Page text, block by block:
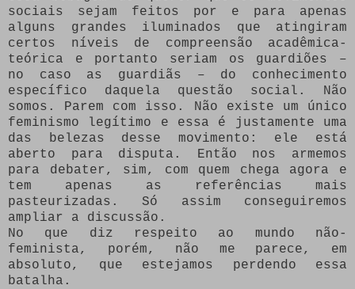
sociais sejam feitos por e para apenas
alguns grandes iluminados que atingiram
certos níveis de compreensão acadêmica-
teórica e portanto seriam os guardiões –
no caso as guardiãs – do conhecimento
específico daquela questão social. Não
somos. Parem com isso. Não existe um único
feminismo legítimo e essa é justamente uma
das belezas desse movimento: ele está
aberto para disputa. Então nos armemos
para debater, sim, com quem chega agora e
tem apenas as referências mais
pasteurizadas. Só assim conseguiremos
ampliar a discussão.
No que diz respeito ao mundo não-
feminista, porém, não me parece, em
absoluto, que estejamos perdendo essa
batalha.